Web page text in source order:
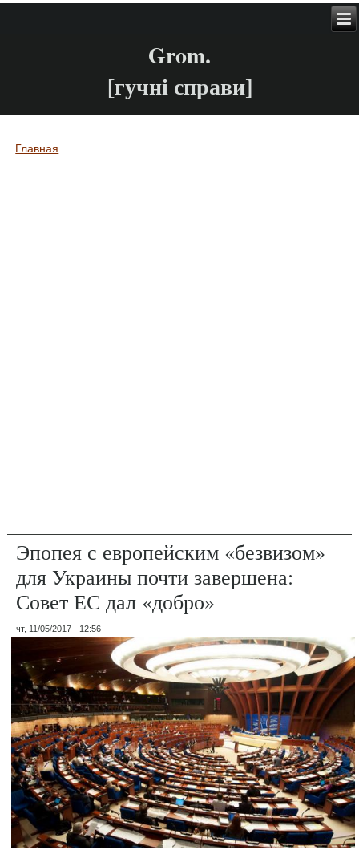
Grom.
[гучні справи]
Вы здесь
Главная
Эпопея с европейским «безвизом»
для Украины почти завершена:
Совет ЕС дал «добро»
чт, 11/05/2017 - 12:56